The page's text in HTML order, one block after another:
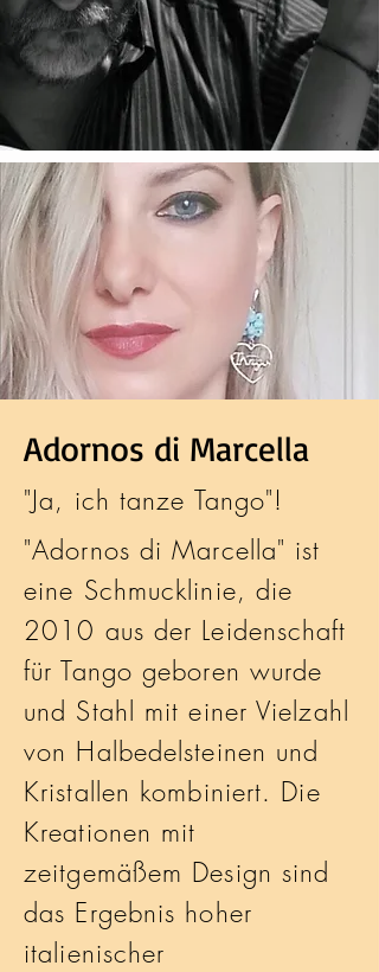
Adornos di Marcella
"Ja, ich tanze Tango"!
"Adornos di Marcella" ist
eine Schmucklinie, die
2010 aus der Leidenschaft
für Tango geboren wurde
und Stahl mit einer Vielzahl
von Halbedelsteinen und
Kristallen kombiniert. Die
Kreationen mit
zeitgemäßem Design sind
das Ergebnis hoher
italienischer